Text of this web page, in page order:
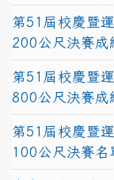
第51屆校慶暨
200公尺決賽成
第51屆校慶暨
800公尺決賽成
第51屆校慶暨
100公尺決賽名